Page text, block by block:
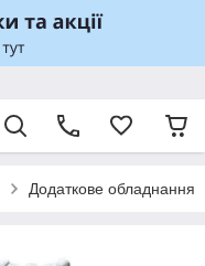
Додаткове обладнання